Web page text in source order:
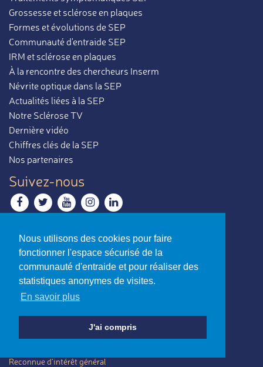
Nous utilisons des cookies pour faire
fonctionner l'espace sécurisé de la
communauté d'entraide et pour réaliser des
statistiques anonymes de visites.
En savoir plus
J'ai compris
Grossesse et sclérose en plaques
Formes et évolutions de SEP
Communauté d'entraide SEP
IRM et sclérose en plaques
À la rencontre des chercheurs Inserm
Névrite optique dans la SEP
Actualités liées à la SEP
Notre Sclérose TV
Dernière vidéo
Chiffres clés de la SEP
Nos partenaires
Suivez-nous
Recevoir notre newsletter
Contactez-nous
Envoyer un e-mail
La sclérose en plaques,
par ceux qui en parlent le mieux.
Reconnue d’intérêt général